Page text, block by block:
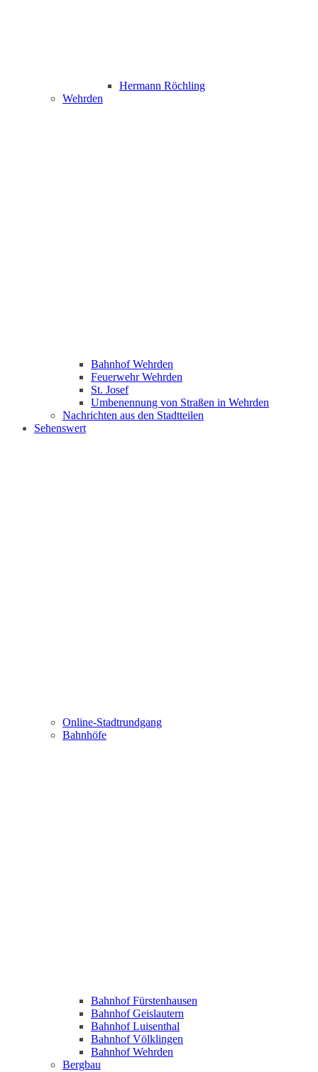
Hermann Röchling
Wehrden
Bahnhof Wehrden
Feuerwehr Wehrden
St. Josef
Umbenennung von Straßen in Wehrden
Nachrichten aus den Stadtteilen
Sehenswert
Online-Stadtrundgang
Bahnhöfe
Bahnhof Fürstenhausen
Bahnhof Geislautern
Bahnhof Luisenthal
Bahnhof Völklingen
Bahnhof Wehrden
Bergbau